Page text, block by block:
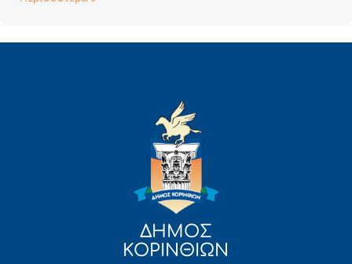
ΔΗΜΟΣ
ΚΟΡΙΝΘΙΩΝ